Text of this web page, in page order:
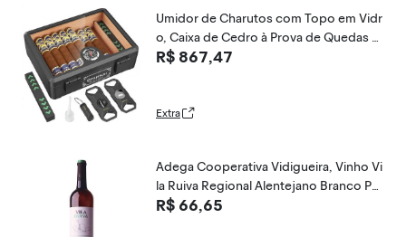
Umidor de Charutos com Topo em Vidr
o, Caixa de Cedro à Prova de Quedas c
om Divisor para 20-25 Charutos Preta -
R$ 867,47
Extra
Adega Cooperativa Vidigueira, Vinho Vi
la Ruiva Regional Alentejano Branco Por
tugal 750ml
R$ 66,65